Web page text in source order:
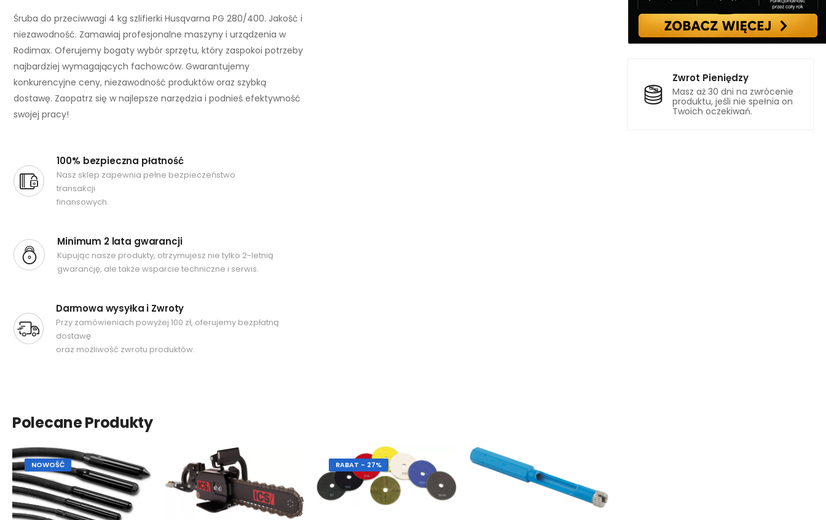
Zwrot Pieniędzy
Masz aż 30 dni na zwrócenie
produktu, jeśli nie spełnia on
Twoich oczekiwań.
Śruba do przeciwwagi 4 kg szlifierki Husqvarna PG 280/400. Jakość i
niezawodność. Zamawiaj profesjonalne maszyny i urządzenia w
Rodimax. Oferujemy bogaty wybór sprzętu, który zaspokoi potrzeby
najbardziej wymagających fachowców. Gwarantujemy
konkurencyjne ceny, niezawodność produktów oraz szybką
dostawę. Zaopatrz się w najlepsze narzędzia i podnieś efektywność
swojej pracy!
100% bezpieczna płatność
Nasz sklep zapewnia pełne bezpieczeństwo
transakcji
finansowych.
Minimum 2 lata gwarancji
Kupując nasze produkty, otrzymujesz nie tylko 2-letnią
gwarancję, ale także wsparcie techniczne i serwis.
Darmowa wysyłka i Zwroty
Przy zamówieniach powyżej 100 zł, oferujemy bezpłatną
dostawę
oraz możliwość zwrotu produktów.
Polecane Produkty
NOWOŚĆ RABAT - 27%